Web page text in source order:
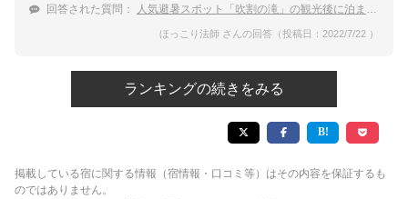
回答された質問： 人気避暑スポット「吹割の滝」の観光後に泊まりたいおすすめ宿は？
ほっこり法師 さんの回答（投稿日：2022/7/22 ）
ランキングの続きをみる
掲載している宿に関する情報（宿情報・口コミ等）はその内容を保証するも
のではありません。